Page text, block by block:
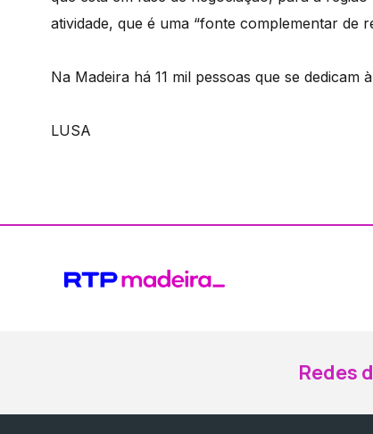
atividade, que é uma “fonte complementar de
Na Madeira há 11 mil pessoas que se dedicam
LUSA
Redes